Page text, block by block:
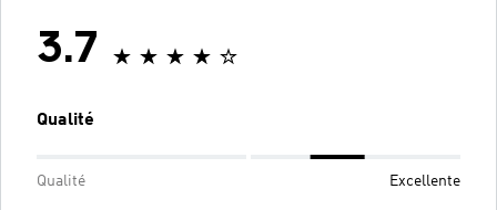
3.7
Qualité
Qualité Excellente